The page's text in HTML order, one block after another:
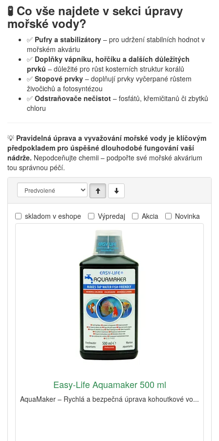
🧪 Co vše najdete v sekci úpravy
mořské vody?
✅ Pufry a stabilizátory – pro udržení stabilních hodnot v
mořském akváriu
✅ Doplňky vápníku, hořčíku a dalších důležitých
prvků – důležité pro růst kosterních struktur korálů
✅ Stopové prvky – doplňují prvky vyčerpané růstem
živočichů a fotosyntézou
✅ Odstraňovače nečistot – fosfátů, křemičitanů či zbytků
chloru
💡 Pravidelná úprava a vyvažování mořské vody je klíčovým
předpokladem pro úspěšné dlouhodobé fungování vaší
nádrže. Nepodceňujte chemii – podpořte své mořské akvárium
tou správnou péčí.
skladom v eshope Výpredaj Akcia Novinka
Easy-Life Aquamaker 500 ml
AquaMaker – Rychlá a bezpečná úprava kohoutkové vo...